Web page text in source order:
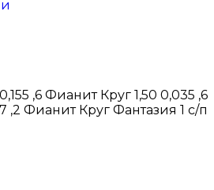
,6 Фианит Круг 1,50 0,035 ,6
,2 Фианит Круг Фантазия 1 с/п